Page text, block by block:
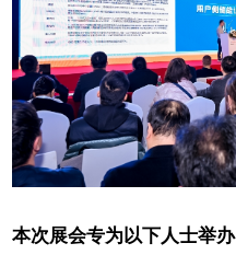
本次展会专为以下人士举办